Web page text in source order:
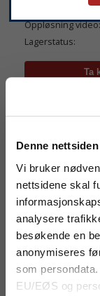
Denne
Vi bruker
nettsidene skal
analysere
besøkende en
anonymiseres
som
EU/EØS og
Oppløsning video:
Lagerstatus:
til
grafisk
innspilling,
å artikulere
- 7" LCD
-